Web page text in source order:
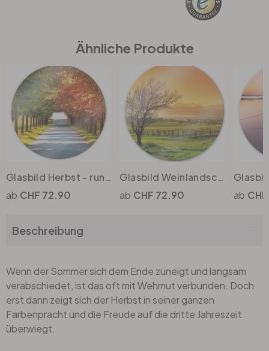
Eingangsbereich
Ähnliche Produkte
Glasbild Herbst - rund
CHF 72.90
Glasbild Weinlandschaft - rund
CHF 72.90
Beschreibung
Wenn der Sommer sich dem Ende zuneigt und langsam
verabschiedet, ist das oft mit Wehmut verbunden. Doch
erst dann zeigt sich der Herbst in seiner ganzen
Farbenpracht und die Freude auf die dritte Jahreszeit
überwiegt.